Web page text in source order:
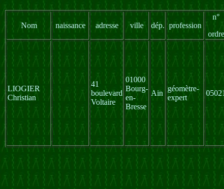
Nom naissance adresse ville dép. profession
n°
ordre
LIOGIER
Christian
41
boulevard
Voltaire
01000
Bourg-
en-
Bresse
Ain
géomètre-
expert